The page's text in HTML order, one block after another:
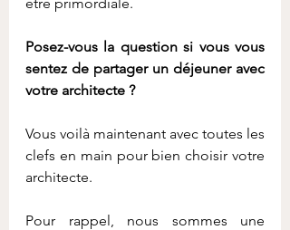
Posez-vous la question si vous vous
sentez de partager un déjeuner avec
votre architecte ?
Vous voilà maintenant avec toutes les
clefs en main pour bien choisir votre
architecte.